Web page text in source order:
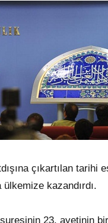
çıkartılan
kazandırdı.
23. ayetinin bir